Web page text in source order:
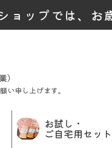
ップでは、お
い申し上げます。
お試し・
ご自宅用セット